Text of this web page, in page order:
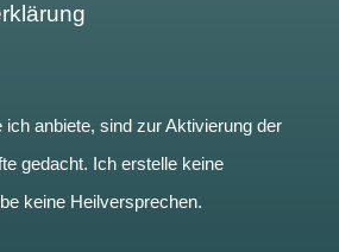
ich anbiete, sind zur Aktivierung der
gedacht. Ich erstelle keine
keine Heilversprechen.